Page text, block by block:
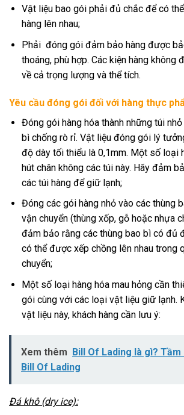
Vật liệu bao gói phải đủ chắc để có
hàng lên nhau;
Phải đóng gói đảm bảo hàng được
thoáng, phù hợp. Các kiện hàng không
về cả trọng lượng và thể tích.
Yêu cầu đóng gói đối với hàng thực
Đóng gói hàng hóa thành những túi
bì chống rò rỉ. Vật liệu đóng gói lý
độ dày tối thiểu là 0,1mm. Một số loại
hút chân không các túi này. Hãy đảm
các túi hàng để giữ lạnh;
Đóng các gói hàng nhỏ vào các thùng
vận chuyển (thùng xốp, gỗ hoặc nhựa
đảm bảo rằng các thùng bao bì có đủ
có thể được xếp chồng lên nhau trong
chuyển;
Một số loại hàng hóa mau hỏng cần
gói cùng với các loại vật liệu giữ lạnh.
vật liệu này, khách hàng cần lưu ý:
Xem thêm Bill Of Lading là gì?
Bill Of Lading
Đá khô (dry ice):